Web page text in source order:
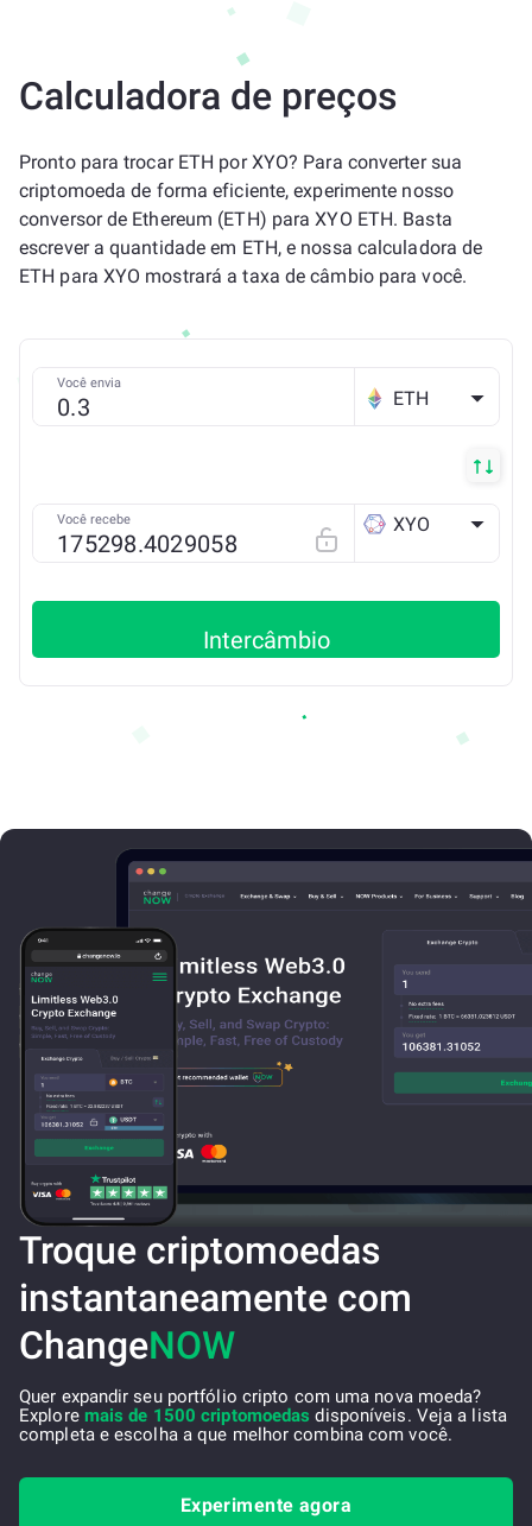
Calculadora de preços
Pronto para trocar ETH por XYO? Para converter sua
criptomoeda de forma eficiente, experimente nosso
conversor de Ethereum (ETH) para XYO ETH. Basta
escrever a quantidade em ETH, e nossa calculadora de
ETH para XYO mostrará a taxa de câmbio para você.
Você envia
ETH
Você recebe XYO
Intercâmbio
Troque criptomoedas
instantaneamente com
ChangeNOW
Quer expandir seu portfólio cripto com uma nova moeda?
Explore mais de 1500 criptomoedas disponíveis. Veja a lista
completa e escolha a que melhor combina com você.
Experimente agora